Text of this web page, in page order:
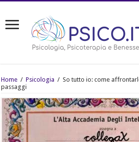
Home / Psicologia / So tutto io: come
passaggi